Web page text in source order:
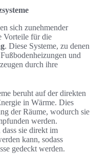
sich zunehmender
Vorteile für die
. Diese Systeme, zu denen
und
durch ihre
beruht auf der direkten
in Wärme. Dies
der Räume, wodurch sie
werden.
sie direkt im
kann, sodass
gedeckt werden.